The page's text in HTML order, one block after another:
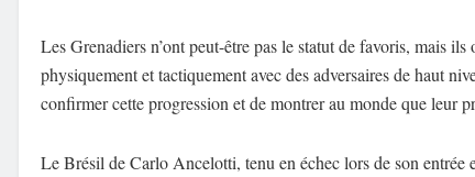
Les Grenadiers n’ont peut-être pas le statut de favoris, mais
physiquement et tactiquement avec des adversaires de haut
confirmer cette progression et de montrer au monde que leur
Le Brésil de Carlo Ancelotti, tenu en échec lors de son